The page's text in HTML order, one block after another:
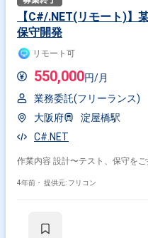
【C#/.NET(リモート)】
保守開発
リモート可
550,000円/月
業務委託(フリーランス)
大阪府
淀屋橋駅
C#.NET
作業内容 設計〜テスト、保守をご
4年前・ 提供元: フリコン